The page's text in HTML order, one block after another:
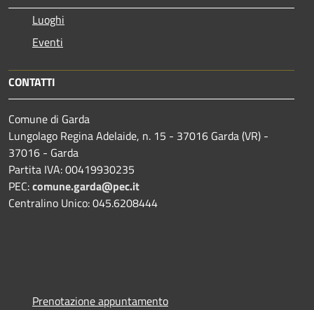
Luoghi
Eventi
CONTATTI
Comune di Garda
Lungolago Regina Adelaide, n. 15 - 37016 Garda (VR) -
37016 - Garda
Partita IVA: 00419930235
PEC:comune.garda@pec.it
Centralino Unico: 045.6208444
Prenotazione appuntamento